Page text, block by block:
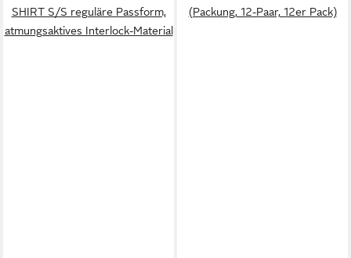
SHIRT S/S reguläre Passform,
atmungsaktives Interlock-Material
(Packung, 12-Paar, 12er Pack)